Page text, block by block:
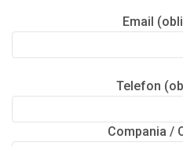
Email
Telefon
Compania /